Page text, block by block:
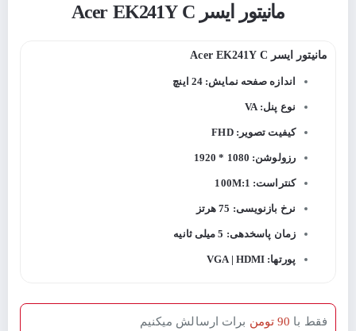
مانیتور ایسر Acer EK241Y C
مانیتور ایسر Acer EK241Y C
اندازه صفحه نمایش: 24 اینچ
نوع پنل: VA
کیفیت تصویر: FHD
رزولوشن: 1080 * 1920
کنتراست: 100M:1
نرخ بازنویسی: 75 هرتز
زمان پاسخدهی: 5 میلی ثانیه
پورتها: VGA | HDMI
فقط با 90 تومن برات ارسالش میکنیم